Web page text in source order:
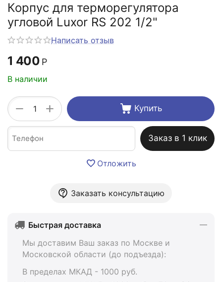
Корпус для терморегулятора
угловой Luxor RS 202 1/2"
Написать отзыв
1 400 Р
В наличии
+
− Купить
Заказ в 1 клик
Отложить
Заказать консультацию
Быстрая доставка
Мы доставим Ваш заказ по Москве и
Московской области (до подъезда):
В пределах МКАД - 1000 руб.